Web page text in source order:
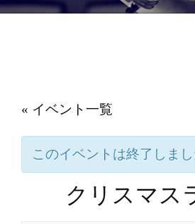
« イベント一覧
このイベントは終了しまし
クリスマス